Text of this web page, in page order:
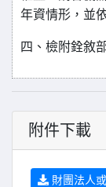
年資情形，並
四、檢附銓敘
附件下載
財團法人